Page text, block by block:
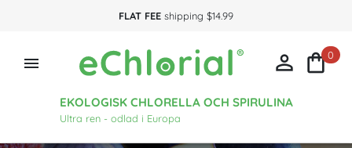
FLAT FEE shipping $14.99

EKOLOGISK CHLORELLA OCH SPIRULINA
Ultra ren - odlad i Europa
 0